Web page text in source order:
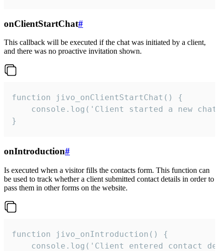
onClientStartChat#
This callback will be executed if the chat was initiated by a client,
and there was no proactive invitation shown.
function jivo_onClientStartChat() {
console.log('Client started a new
}
onIntroduction#
Is executed when a visitor fills the contacts form. This function can
be used to track whether a client submitted contact details in order to
pass them in other forms on the website.
function jivo_onIntroduction() {
console.log('Client entered contact